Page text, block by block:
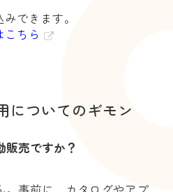
できます。
ちら
についてのギモン
売ですか？